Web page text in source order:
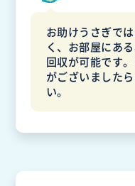
お助けうさぎで
く、お部屋にあ
回収が可能です
がございました
い。